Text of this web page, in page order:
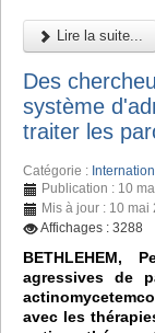
Lire la suite...
Des
système
traiter les
Catégorie :
Publication : 10
Mis à jour : 10 mai
Affichages : 3288
BETHLEHEM,
agressives de
avec les